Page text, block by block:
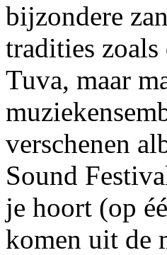
bijzondere
tradities
Tuva, maar
verschenen
Sound
je hoort (op
komen uit de